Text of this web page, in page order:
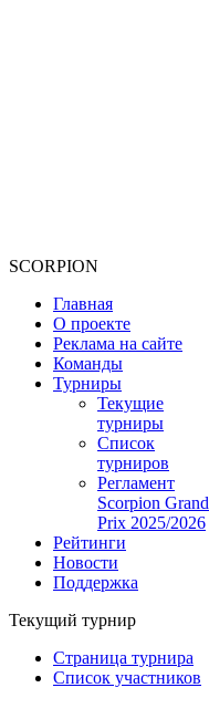
SCORPION
Главная
О проекте
Реклама на сайте
Команды
Турниры
Текущие
турниры
Список
турниров
Регламент
Scorpion Grand
Prix 2025/2026
Рейтинги
Новости
Поддержка
Текущий турнир
Страница турнира
Список участников